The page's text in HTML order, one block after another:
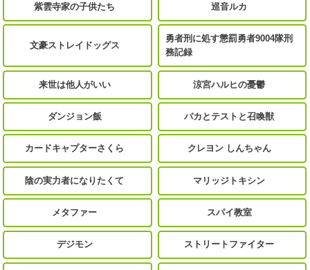
紫雲寺家の子供たち 巡音ルカ
文豪ストレイドッグス
勇者刑に処す懲罰勇者9004隊刑
務記録
来世は他人がいい 涼宮ハルヒの憂鬱
ダンジョン飯 バカとテストと召喚獣
カードキャプターさくら クレヨン しんちゃん
陰の実力者になりたくて マリッジトキシン
メタファー スパイ教室
デジモン ストリートファイター